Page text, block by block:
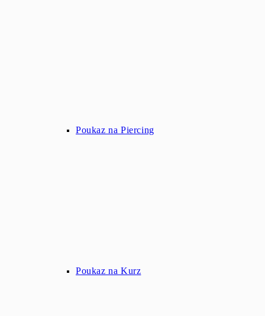
Poukaz na Piercing
Poukaz na Kurz